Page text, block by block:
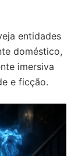
entidades
doméstico,
imersiva
e ficção.